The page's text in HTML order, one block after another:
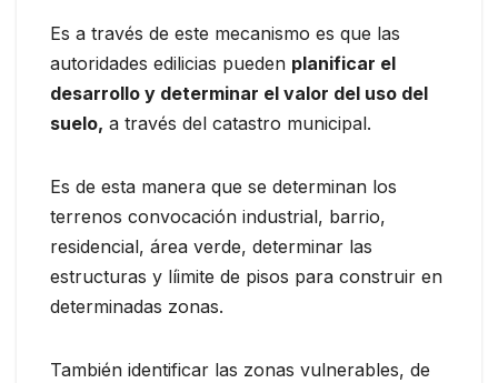
Es a través de este mecanismo es que las
autoridades edilicias pueden planificar el
desarrollo y determinar el valor del uso del
suelo, a través del catastro municipal.
Es de esta manera que se determinan los
terrenos convocación industrial, barrio,
residencial, área verde, determinar las
estructuras y líimite de pisos para construir en
determinadas zonas.
También identificar las zonas vulnerables, de